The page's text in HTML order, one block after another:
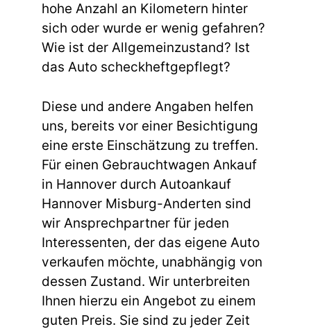
hohe Anzahl an Kilometern hinter
sich oder wurde er wenig gefahren?
Wie ist der Allgemeinzustand? Ist
das Auto scheckheftgepflegt?
Diese und andere Angaben helfen
uns, bereits vor einer Besichtigung
eine erste Einschätzung zu treffen.
Für einen Gebrauchtwagen Ankauf
in Hannover durch Autoankauf
Hannover Misburg-Anderten sind
wir Ansprechpartner für jeden
Interessenten, der das eigene Auto
verkaufen möchte, unabhängig von
dessen Zustand. Wir unterbreiten
Ihnen hierzu ein Angebot zu einem
guten Preis. Sie sind zu jeder Zeit